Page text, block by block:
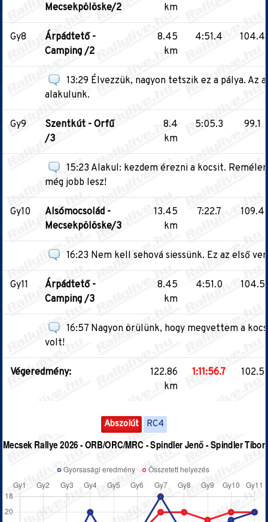
Mecsekpölöske/2
km
Gy8
Árpádtető -
Camping /2
8.45
km
4:51.4 104.4
13:29 Élvezzük, nagyon tetszik ez a pálya. Az
alakulunk.
Gy9
Szentkút - Orfű
/3
8.4
km
5:05.3 99.1
15:23 Alakul: kezdem érezni a kocsit.
még jobb lesz!
Gy10
Alsómocsolád -
Mecsekpölöske/3
13.45
km
7:22.7 109.4
16:23 Nem kell sehová siessünk. Ez az első
Gy11
Árpádtető -
Camping /3
8.45
km
4:51.0 104.5
16:57 Nagyon örülünk, hogy megvettem a
volt!
Végeredmény:
122.86
km
1:11:56.7 102.5
Abszolút RC4